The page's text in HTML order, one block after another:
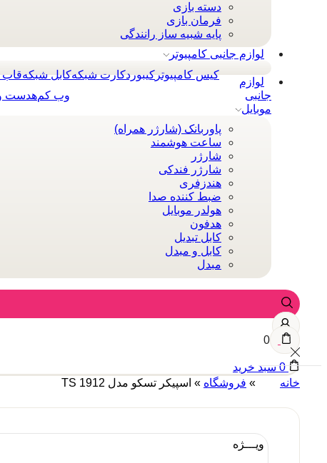
دسته بازی
فرمان بازی
پایه شبیه ساز رانندگی
لوازم جانبی کامپیوتر
قابکابل شبکهکارت شبکهکيبوردکیس کامپیوتر
هدستوب کم
لوازم
جانبی
موبایل
پاوربانک (شارژر همراه)
ساعت هوشمند
شارژر
شارژر فندکی
هندزفری
ضبط کننده صدا
هولدر موبایل
هدفون
کابل تبدیل
کابل و مبدل
مبدل
0
0 سبد خرید
خانه
» فروشگاه » اسپیکر تسکو مدل TS 1912
ویـــژه